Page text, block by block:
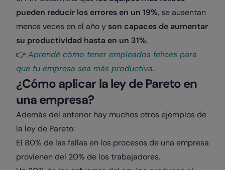
pueden reducir los errores en un 19%, se ausentan
menos veces en el año y son capaces de aumentar
su productividad hasta en un 31%.
​👉​​ Aprendé cómo tener empleados felices para
que tu empresa sea más productiva.
¿Cómo aplicar la ley de Pareto en
una empresa?
Además del anterior hay muchos otros ejemplos de
la ley de Pareto:
El 80% de las fallas en los procesos de una empresa
provienen del 20% de los trabajadores.